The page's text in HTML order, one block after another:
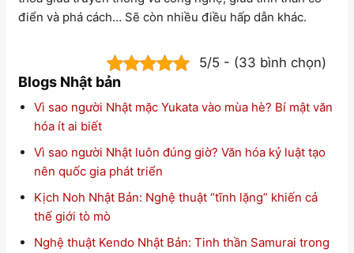
điển và phá cách… Sẽ còn nhiều điều hấp dẫn khác.
5/5 - (33 bình chọn)
Blogs Nhật bản
Vì sao người Nhật mặc Yukata vào mùa hè? Bí mật văn
hóa ít ai biết
Vì sao người Nhật luôn đúng giờ? Văn hóa kỷ luật tạo
nên quốc gia phát triển
Kịch Noh Nhật Bản: Nghệ thuật “tĩnh lặng” khiến cả
thế giới tò mò
Nghệ thuật Kendo Nhật Bản: Tinh thần Samurai trong